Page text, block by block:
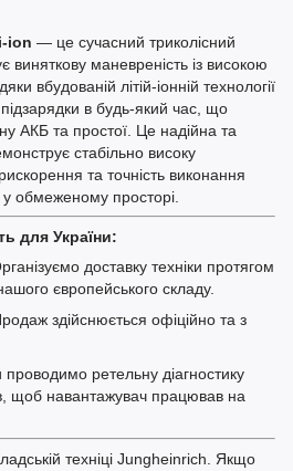
ion — це сучасний триколісний
маневреність із високою
вбудованій літій-іонній технології
в будь-який час, що
АКБ та простої. Це надійна та
стабільно високу
та точність виконання
у обмеженому просторі.
для України:
доставку техніки протягом
європейського складу.
здійснюється офіційно та з
ретельну діагностику
щоб навантажувач працював на
техніці Jungheinrich. Якщо